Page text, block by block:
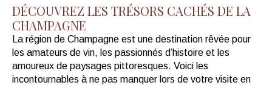
DÉCOUVREZ LES TRÉSORS CACHÉS DE LA
CHAMPAGNE
La région de Champagne est une destination rêvée pour
les amateurs de vin, les passionnés d’histoire et les
amoureux de paysages pittoresques. Voici les
incontournables à ne pas manquer lors de votre visite en